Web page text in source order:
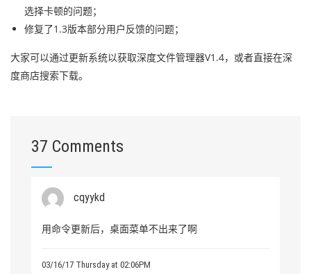
选择卡顿的问题；
修复了1.3版本部分用户反馈的问题；
大家可以通过更新系统以获取深度文件管理器V1.4，或者直接在深
度商店搜索下载。
37 Comments
cqyykd
用命令更新后，桌面菜单不出来了啊
03/16/17 Thursday at 02:06PM